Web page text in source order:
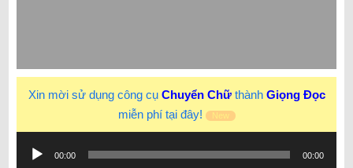
Xin mời sử dụng công cụ Chuyển Chữthành Giọng Đọc
miễn phí tại đây!
New
phát
00:00 00:00